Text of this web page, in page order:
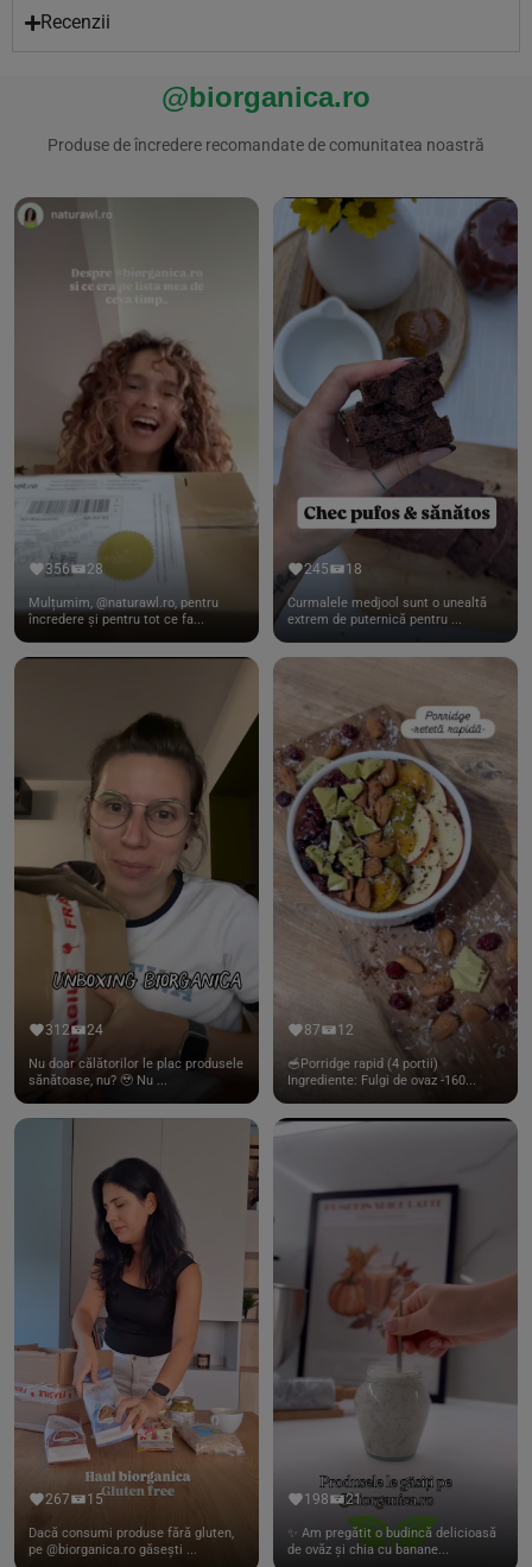
Recenzii
@biorganica.ro
Produse de încredere recomandate de comunitatea noastră
356 28
Mulțumim, @naturawl.ro, pentru
încredere și pentru tot ce fa...
245 18
Curmalele medjool sunt o unealtă
extrem de puternică pentru ...
312 24
Nu doar călătorilor le plac produsele
sănătoase, nu? 🥹 Nu ...
87 12
🥣Porridge rapid (4 portii)
Ingrediente: Fulgi de ovaz -160...
267 15
Dacă consumi produse fără gluten,
pe @biorganica.ro găsești ...
198 21
✨ Am pregătit o budincă delicioasă
de ovăz și chia cu banane...